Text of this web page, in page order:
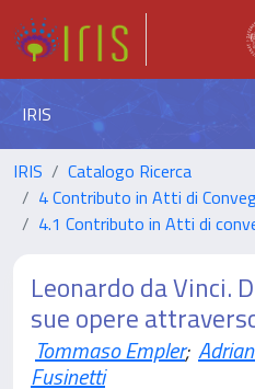
IRIS
IRIS
Catalogo Ricerca
4 Contributo in Atti di
4.1 Contributo in Atti di
Leonardo da Vinci.
sue opere
Tommaso Empler;
Fusinetti